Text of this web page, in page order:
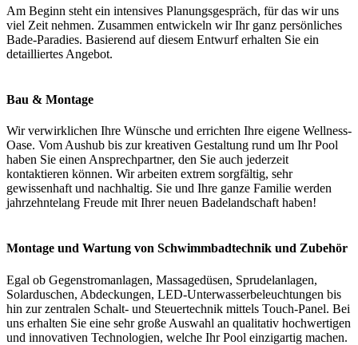
Am Beginn steht ein intensives Planungsgespräch, für das wir uns
viel Zeit nehmen. Zusammen entwickeln wir Ihr ganz persönliches
Bade-Paradies. Basierend auf diesem Entwurf erhalten Sie ein
detailliertes Angebot.
Bau & Montage
Wir verwirklichen Ihre Wünsche und errichten Ihre eigene Wellness-
Oase. Vom Aushub bis zur kreativen Gestaltung rund um Ihr Pool
haben Sie einen Ansprechpartner, den Sie auch jederzeit
kontaktieren können. Wir arbeiten extrem sorgfältig, sehr
gewissenhaft und nachhaltig. Sie und Ihre ganze Familie werden
jahrzehntelang Freude mit Ihrer neuen Badelandschaft haben!
Montage und Wartung von Schwimmbadtechnik und Zubehör
Egal ob Gegenstromanlagen, Massagedüsen, Sprudelanlagen,
Solarduschen, Abdeckungen, LED-Unterwasserbeleuchtungen bis
hin zur zentralen Schalt- und Steuertechnik mittels Touch-Panel. Bei
uns erhalten Sie eine sehr große Auswahl an qualitativ hochwertigen
und innovativen Technologien, welche Ihr Pool einzigartig machen.